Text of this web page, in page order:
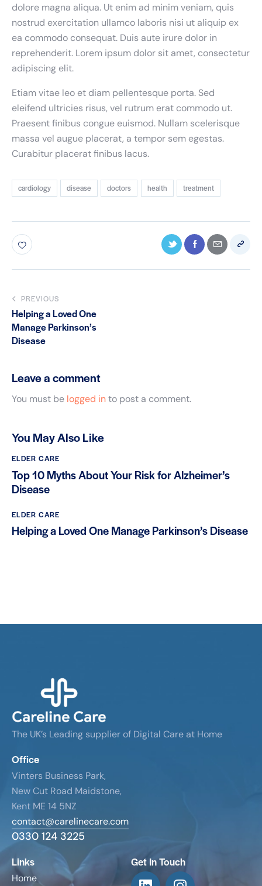
dolore magna aliqua. Ut enim ad minim veniam, quis
nostrud exercitation ullamco laboris nisi ut aliquip ex
ea commodo consequat. Duis aute irure dolor in
reprehenderit. Lorem ipsum dolor sit amet, consectetur
adipiscing elit.
Etiam vitae leo et diam pellentesque porta. Sed
eleifend ultricies risus, vel rutrum erat commodo ut.
Praesent finibus congue euismod. Nullam scelerisque
massa vel augue placerat, a tempor sem egestas.
Curabitur placerat finibus lacus.
cardiology disease doctors health treatment
PREVIOUS
Helping a Loved One
Manage Parkinson’s
Disease
Leave a comment
You must be logged into post a comment.
You May Also Like
ELDER CARE
Top 10 Myths About Your Risk for Alzheimer’s
Disease
ELDER CARE
Helping a Loved One Manage Parkinson’s Disease
The UK’s Leading supplier of Digital Care at Home
Office
Vinters Business Park,
New Cut Road Maidstone,
Kent ME 14 5NZ
contact@carelinecare.com
0330 124 3225
Links
Home
Get In Touch